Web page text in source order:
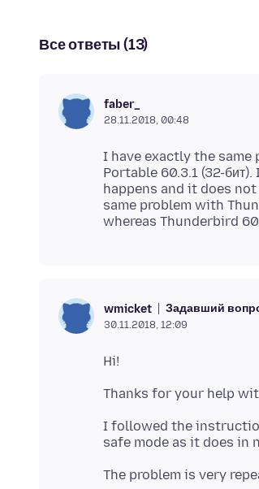
Все ответы (13)
faber_
28.11.2018, 00:48
I have exactly the same
Portable 60.3.1 (32-
happens and it does
same problem with
wmicket Задавший
30.11.2018, 12:09
I followed the